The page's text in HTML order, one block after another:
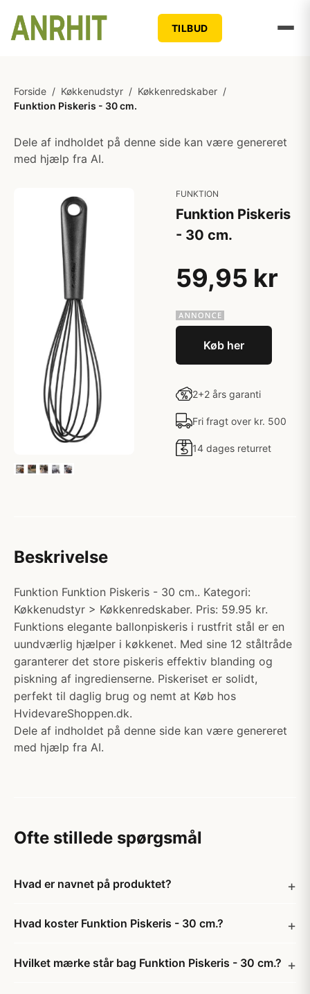
TILBUD
Forside / Køkkenudstyr / Køkkenredskaber /
Funktion Piskeris - 30 cm.
Dele af indholdet på denne side kan være genereret
med hjælp fra AI.
FUNKTION
Funktion Piskeris
- 30 cm.
59,95 kr
Køb her
2+2 års garanti
Fri fragt over kr. 500
14 dages returret
Beskrivelse
Funktion Funktion Piskeris - 30 cm.. Kategori:
Køkkenudstyr > Køkkenredskaber. Pris: 59.95 kr.
Funktions elegante ballonpiskeris i rustfrit stål er en
uundværlig hjælper i køkkenet. Med sine 12 ståltråde
garanterer det store piskeris effektiv blanding og
piskning af ingredienserne. Piskeriset er solidt,
perfekt til daglig brug og nemt at Køb hos
HvidevareShoppen.dk.
Dele af indholdet på denne side kan være genereret
med hjælp fra AI.
Ofte stillede spørgsmål
Hvad er navnet på produktet?
Hvad koster Funktion Piskeris - 30 cm.?
Hvilket mærke står bag Funktion Piskeris - 30 cm.?